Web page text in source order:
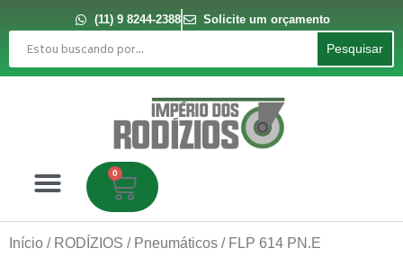
conteúdo
(11) 9 8244-2388
Solicite um orçamento
Pesquisar
Pesquisar
0
Carrinho
Início / RODÍZIOS / Pneumáticos / FLP 614 PN.E